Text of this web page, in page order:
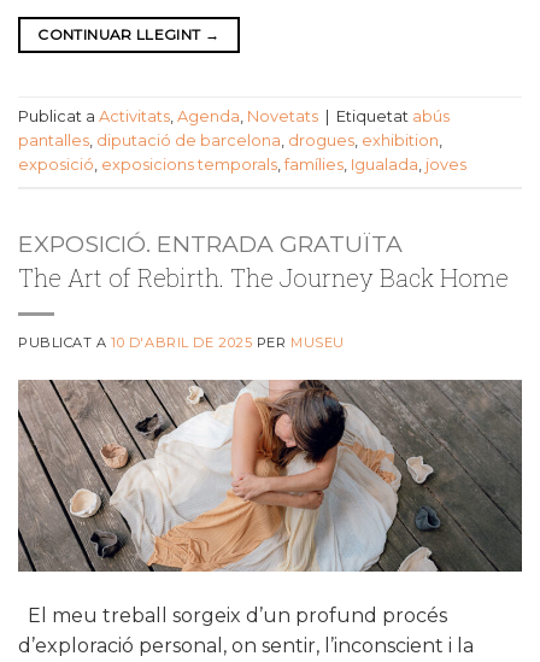
CONTINUAR LLEGINT →
Publicat a Activitats, Agenda, Novetats Etiquetat abús
pantalles, diputació de barcelona, drogues, exhibition,
exposició, exposicions temporals, famílies, Igualada, joves
EXPOSICIÓ. ENTRADA GRATUÏTA
The Art of Rebirth. The Journey Back Home
PUBLICAT A10 D'ABRIL DE 2025 PER MUSEU
El meu treball sorgeix d’un profund procés
d’exploració personal, on sentir, l’inconscient i la